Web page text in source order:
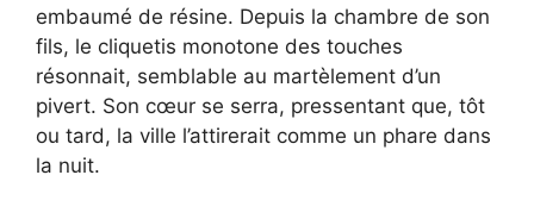
embaumé de résine. Depuis la chambre de son
fils, le cliquetis monotone des touches
résonnait, semblable au martèlement d’un
pivert. Son cœur se serra, pressentant que, tôt
ou tard, la ville l’attirerait comme un phare dans
la nuit.